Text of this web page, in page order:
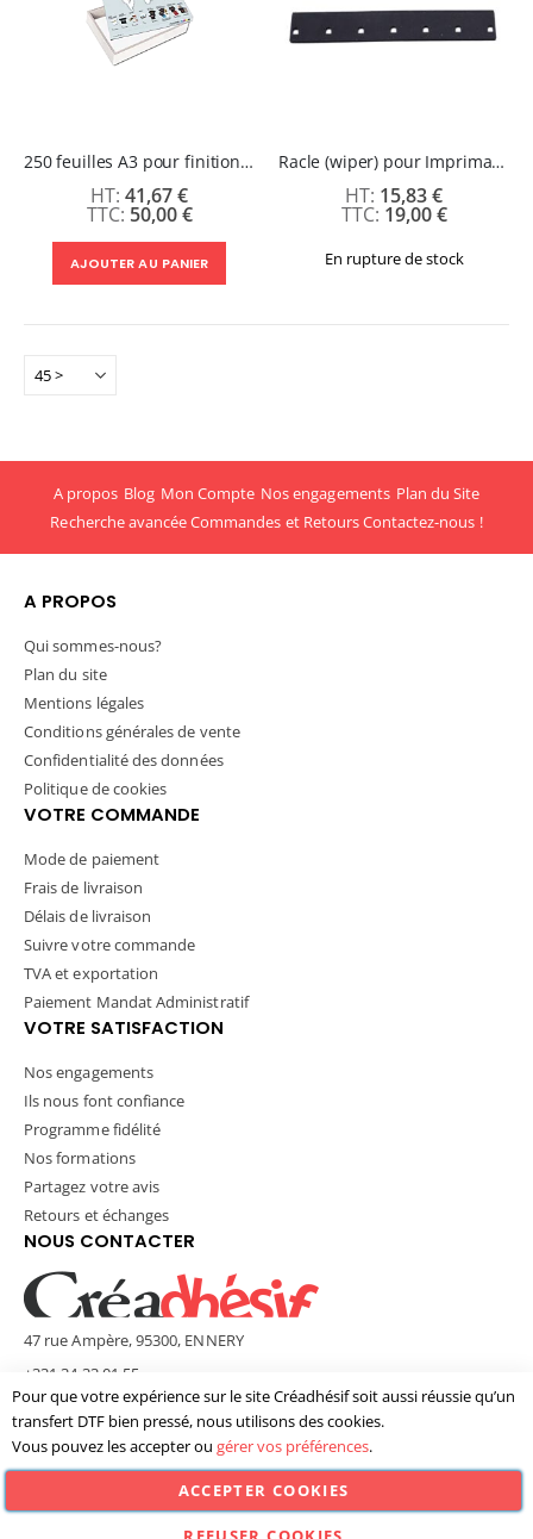
250 feuilles A3 pour finition mat
50,00 €
41,67 €
AJOUTER AU PANIER
Racle (wiper) pour Imprimante DTF 60 cm
19,00 €
15,83 €
En rupture de stock
A propos Blog Mon Compte Nos engagements Plan du Site
Recherche avancéeCommandes et RetoursContactez-nous !
A PROPOS
Qui sommes-nous?
Plan du site
Mentions légales
Conditions générales de vente
Confidentialité des données
Politique de cookies
VOTRE COMMANDE
Mode de paiement
Frais de livraison
Délais de livraison
Suivre votre commande
TVA et exportation
Paiement Mandat Administratif
VOTRE SATISFACTION
Nos engagements
Ils nous font confiance
Programme fidélité
Nos formations
Partagez votre avis
Retours et échanges
NOUS CONTACTER
47 rue Ampère, 95300, ENNERY
+331 34 33 01 55
contact@creadhesif.com
Lun - Ven / 9h30 - 12h00 & 14h00 - 17h00
© Créadhésif 2025. Tous Droits Réservés.
Pour que votre expérience sur le site Créadhésif soit aussi réussie qu’un
transfert DTF bien pressé, nous utilisons des cookies.
Vous pouvez les accepter ou gérer vos préférences.
ACCEPTER COOKIES